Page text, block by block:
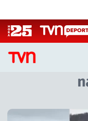
CASTING
CASTING TVN
Artículos relacionados